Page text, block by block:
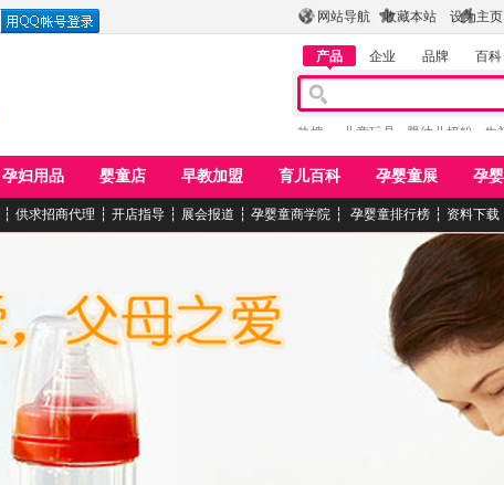
网站导航 收藏本站 设为主页
产品 企业 品牌 百科
热搜： 儿童玩具 婴幼儿奶粉 牛
孕妇用品 婴童店 早教加盟 育儿百科 孕婴童展 孕
┆ 供求招商代理 ┆ 开店指导 ┆ 展会报道 ┆ 孕婴童商学院 ┆ 孕婴童排行榜 ┆ 资料下载